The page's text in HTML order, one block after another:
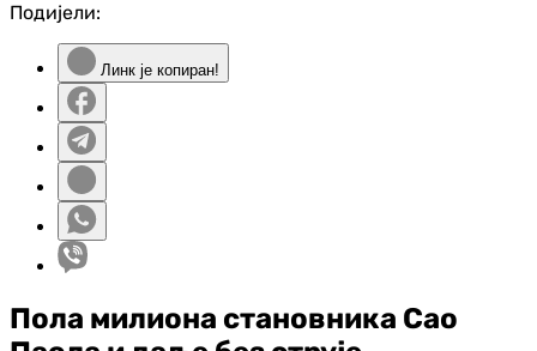
Подијели:
Линк је копиран!
Пола милиона становника Сао